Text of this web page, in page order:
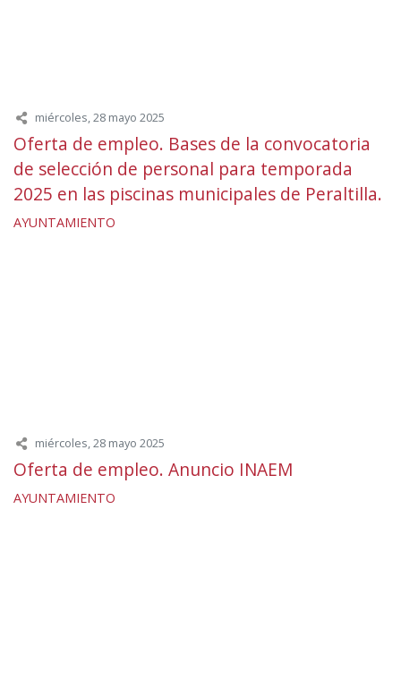
miércoles, 28 mayo 2025
Oferta de empleo. Bases de la convocatoria
de selección de personal para temporada
2025 en las piscinas municipales de Peraltilla.
AYUNTAMIENTO
miércoles, 28 mayo 2025
Oferta de empleo. Anuncio INAEM
AYUNTAMIENTO